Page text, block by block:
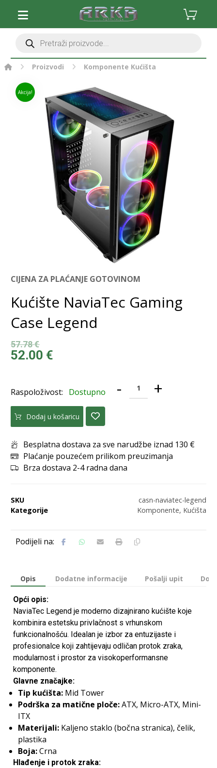
Proizvodi Komponente Kućišta
Akcija!
CIJENA ZA PLAĆANJE GOTOVINOM
Kućište NaviaTec Gaming
Case Legend
57.78€
52.00 €
Raspoloživost: Dostupno - +
Dodaj u košaricu
Besplatna dostava za sve narudžbe iznad 130 €
Plaćanje pouzećem prilikom preuzimanja
Brza dostava 2-4 radna dana
SKU
casn-naviatec-legend
Kategorije
Komponente, Kućišta
Opis Dodatne informacije Pošalji upit
Opći opis:
NaviaTec Legend je moderno dizajnirano kućište koje
kombinira estetsku privlačnost s vrhunskom
funkcionalnošću. Idealan je izbor za entuzijaste i
profesionalce koji zahtijevaju odličan protok zraka,
modularnost i prostor za visokoperformansne
komponente.
Glavne značajke:
Tip kućišta: Mid Tower
Podrška za matične ploče:ATX, Micro-ATX, Mini-
ITX
Materijali: Kaljeno staklo (bočna stranica), čelik,
plastika
Boja:Crna
Hlađenje i protok zraka: